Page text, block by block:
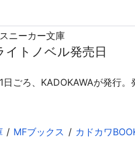
ニーカー文庫
イトノベル発売日
ごろ、KADOKAWAが発行
MFブックス カドカワ